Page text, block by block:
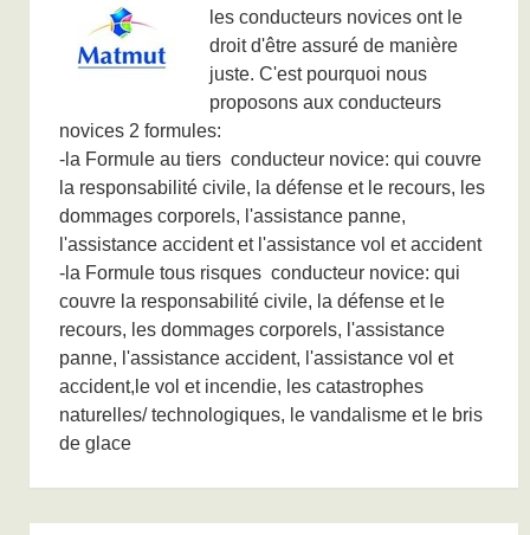
les conducteurs novices ont le
droit d'être assuré de manière
juste. C'est pourquoi nous
proposons aux conducteurs
novices 2 formules:
-la Formule au tiers conducteur novice: qui couvre
la responsabilité civile, la défense et le recours, les
dommages corporels, l'assistance panne,
l'assistance accident et l'assistance vol et accident
-la Formule tous risques conducteur novice: qui
couvre la responsabilité civile, la défense et le
recours, les dommages corporels, l'assistance
panne, l'assistance accident, l'assistance vol et
accident,le vol et incendie, les catastrophes
naturelles/ technologiques, le vandalisme et le bris
de glace